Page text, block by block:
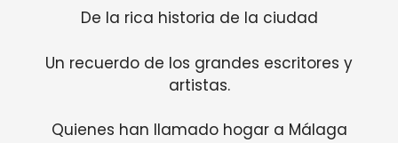
De la rica historia de la ciudad
Un recuerdo de los grandes escritores y
artistas.
Quienes han llamado hogar a Málaga